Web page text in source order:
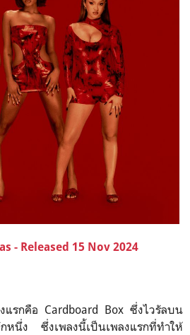
- Released 15 Nov 2024
งแรกคือ Cardboard Box ซึ่งไวรัลบน
หนึ่ง ซึ่งเพลงนี้เป็นเพลงแรกที่ทำให้